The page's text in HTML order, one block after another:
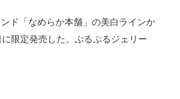
ド「なめらか本舗」の美白ラインか
限定発売した。ぷるぷるジェリー